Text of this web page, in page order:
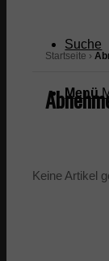
Suche
Menü
Startseite ›
Keine Artikel